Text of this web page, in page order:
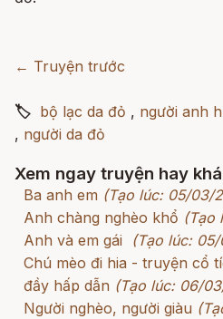
← Truyện trước
🏷 bộ lạc da đỏ , người anh
, người da đỏ
Xem ngay truyện hay
Ba anh em (Tạo lúc: 05/03/
Anh chàng nghèo khổ (Tạo
Anh và em gái
(Tạo lúc:
Chú mèo đi hia - truyện cổ
đầy hấp dẫn (Tạo lúc: 06/
Người nghèo, người giàu